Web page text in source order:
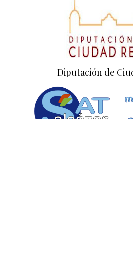
Diputación de